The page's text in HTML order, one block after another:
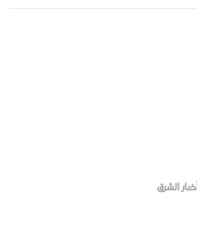
الشرق